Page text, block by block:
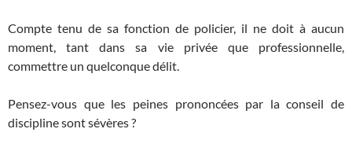
Compte tenu de sa fonction de policier, il ne doit à aucun
moment, tant dans sa vie privée que professionnelle,
commettre un quelconque délit.
Pensez-vous que les peines prononcées par la conseil de
discipline sont sévères ?